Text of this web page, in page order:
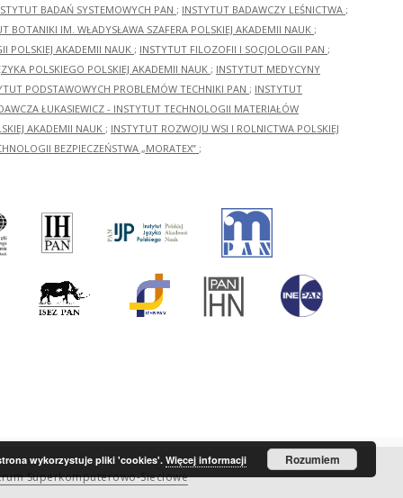
BADAŃ SYSTEMOWYCH PAN ; INSTYTUT BADAWCZY LEŚNICTWA ;
BOTANIKI IM. WŁADYSŁAWA SZAFERA POLSKIEJ AKADEMII NAUK ;
POLSKIEJ AKADEMII NAUK ; INSTYTUT FILOZOFII I SOCJOLOGII PAN ;
POLSKIEGO POLSKIEJ AKADEMII NAUK ; INSTYTUT MEDYCYNY
PODSTAWOWYCH PROBLEMÓW TECHNIKI PAN ; INSTYTUT
ŁUKASIEWICZ - INSTYTUT TECHNOLOGII MATERIAŁÓW
AKADEMII NAUK ; INSTYTUT ROZWOJU WSI I ROLNICTWA POLSKIEJ
BEZPIECZEŃSTWA „MORATEX” ;
Superkomputerowo-Sieciowe
wykorzystuje pliki 'cookies'.Więcej informacji Rozumiem